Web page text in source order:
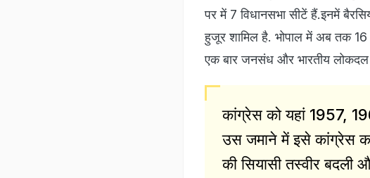
पर में 7 विधानसभा सीटें हैं.इनमें
हुजूर शामिल है. भोपाल में अब तक
एक बार जनसंध और भारतीय लोकदल
कांग्रेस को यहां 1957,
उस जमाने में इसे कांग्रेस
की सियासी तस्वीर